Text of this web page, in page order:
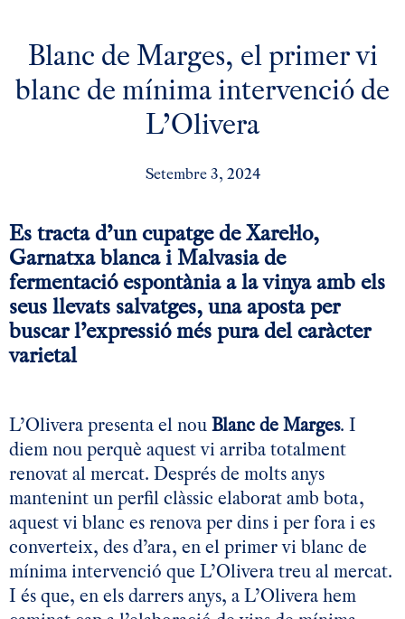
Blanc de Marges, el primer vi
blanc de mínima intervenció de
L’Olivera
Setembre 3, 2024
Es tracta d’un cupatge de Xarel·lo,
Garnatxa blanca i Malvasia de
fermentació espontània a la vinya amb els
seus llevats salvatges, una aposta per
buscar l’expressió més pura del caràcter
varietal
L’Olivera presenta el nouBlanc de Marges. I
diem nou perquè aquest vi arriba totalment
renovat al mercat. Després de molts anys
mantenint un perfil clàssic elaborat amb bota,
aquest vi blanc es renova per dins i per fora i es
converteix, des d’ara, en el primer vi blanc de
mínima intervenció que L’Olivera treu al mercat.
I és que, en els darrers anys, a L’Olivera hem